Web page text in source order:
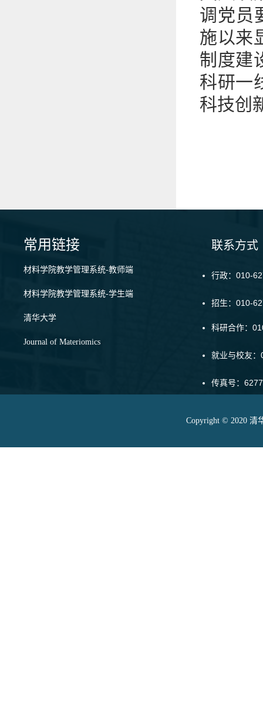
调党员
施以来
制度建
科研一
科技创
常用链接
材料学院教学管理系统-教师端
材料学院教学管理系统-学生端
清华大学
Journal of Materiomics
联系方式
行政：010-
招生：010-
科研合作：
就业与校友
传真号：
Copyright © 2020 清